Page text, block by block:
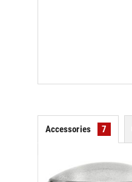
Accessories 7